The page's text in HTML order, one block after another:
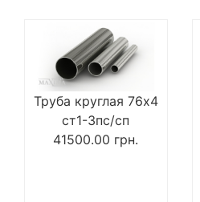
Труба круглая 76х4
ст1-3пс/сп
41500.00 грн.